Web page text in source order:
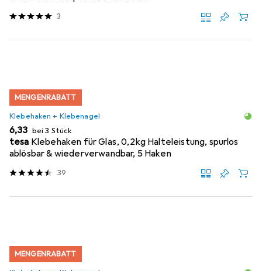
3
MENGENRABATT
Klebehaken + Klebenagel
EUR
6,33 bei 3 Stück
tesa Klebehaken für Glas, 0,2kg Halteleistung, spurlos
ablösbar & wiederverwandbar, 5 Haken
39
MENGENRABATT